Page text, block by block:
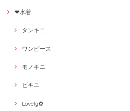
❤水着
タンキニ
ワンピース
モノキニ
ビキニ
Lovely✿